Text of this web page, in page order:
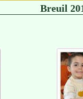
Breuil